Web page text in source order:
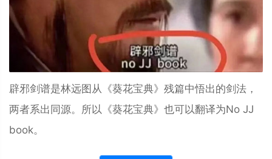
辟邪剑谱是林远图从《葵花宝典》残篇中悟出的剑法，
两者系出同源。所以《葵花宝典》也可以翻译为No JJ
book。